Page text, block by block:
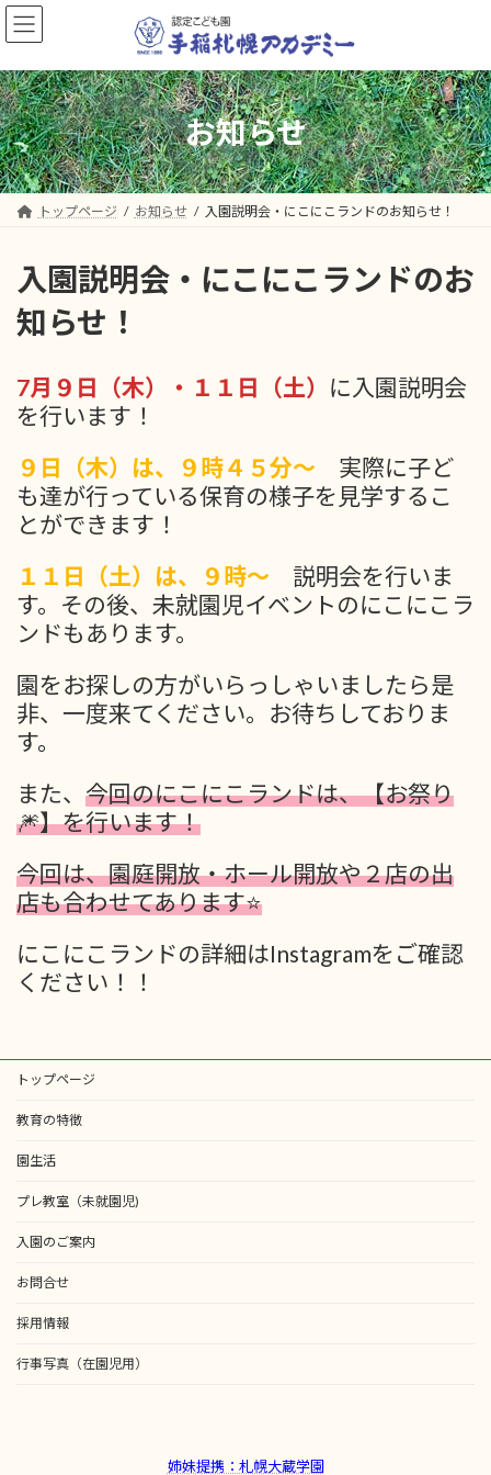
コ
ン
ン
ツ
へ
ス
キ
ッ
ナ
ビ
ー
シ
ョ
ン
に
移
お知らせ
トップページ お知らせ 入園説明会・にこにこランドのお知らせ！
入園説明会・にこにこランドのお
知らせ！
7月９日（木）・１１日（土） に入園説明会
を行います！
９日（木）は、９時４５分～ 実際に子ど
も達が行っている保育の様子を見学するこ
とができます！
１１日（土）は、９時～ 説明会を行いま
す。その後、未就園児イベントのにこにこラ
ンドもあります。
園をお探しの方がいらっしゃいましたら是
非、一度来てください。お待ちしておりま
す。
また、 今回のにこにこランドは、【お祭り
🎆】を行います！
今回は、園庭開放・ホール開放や２店の出
店も合わせてあります⭐
にこにこランドの詳細はInstagramをご確認
ください！！
トップページ
教育の特徴
園生活
プレ教室（未就園児)
入園のご案内
お問合せ
採用情報
行事写真（在園児用）
姉妹提携：札幌大蔵学園